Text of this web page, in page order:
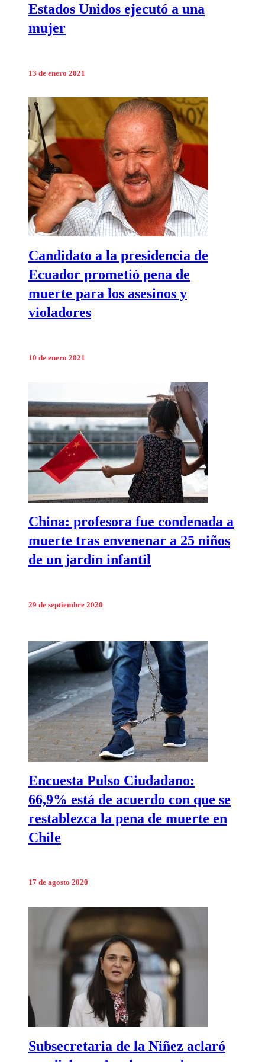
Estados Unidos ejecutó a una
mujer
13 de enero 2021
Candidato a la presidencia de
Ecuador prometió pena de
muerte para los asesinos y
violadores
10 de enero 2021
China: profesora fue condenada a
muerte tras envenenar a 25 niños
de un jardín infantil
29 de septiembre 2020
Encuesta Pulso Ciudadano:
66,9% está de acuerdo con que se
restablezca la pena de muerte en
Chile
17 de agosto 2020
Subsecretaria de la Niñez aclaró